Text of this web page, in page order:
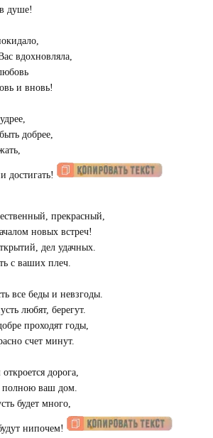
душе!
вдохновляла,
и вновь!
добрее,
достигать!
прекрасный,
новых встреч!
дел удачных.
с ваших плеч.
все беды и невзгоды.
любят, берегут.
проходят годы,
счет минут.
дорога,
полною ваш дом.
будет много,
нипочем!